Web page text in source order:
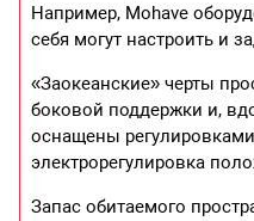
Например, Mohave
себя могут настроить и
«Заокеанские» черты
боковой поддержки и,
оснащены
электрорегулировка
Запас обитаемого